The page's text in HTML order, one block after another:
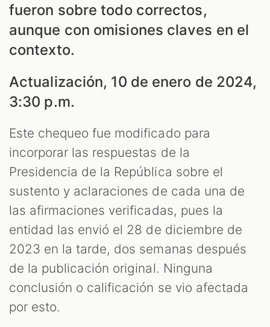
fueron sobre todo correctos,
aunque con omisiones claves en el
contexto.
Actualización, 10 de enero de 2024,
3:30 p.m.
Este chequeo fue modificado para
incorporar las respuestas de la
Presidencia de la República sobre el
sustento y aclaraciones de cada una de
las afirmaciones verificadas, pues la
entidad las envió el 28 de diciembre de
2023 en la tarde, dos semanas después
de la publicación original. Ninguna
conclusión o calificación se vio afectada
por esto.